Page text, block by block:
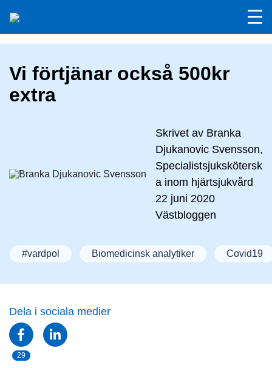
Vi förtjänar också 500kr
extra
Skrivet av Branka
Djukanovic Svensson,
Specialistsjukskötersk
a inom hjärtsjukvård
22 juni 2020
Västbloggen
#vardpol Biomedicinsk analytiker Covid19
Dela i sociala medier
29